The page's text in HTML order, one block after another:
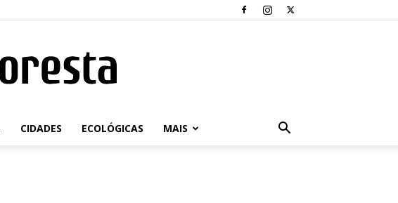
CIDADES ECOLÓGICAS MAIS